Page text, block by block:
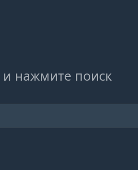
нажмите поиск